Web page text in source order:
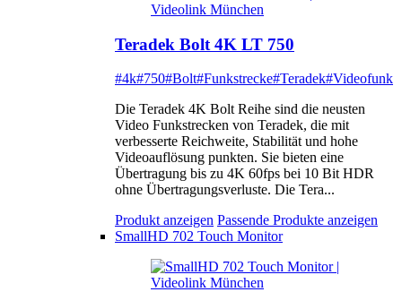
Teradek Bolt 4K LT 750
#4k#750#Bolt#Funkstrecke#Teradek#Videofunk
Die Teradek 4K Bolt Reihe sind die neusten
Video Funkstrecken von Teradek, die mit
verbesserte Reichweite, Stabilität und hohe
Videoauflösung punkten. Sie bieten eine
Übertragung bis zu 4K 60fps bei 10 Bit HDR
ohne Übertragungsverluste. Die Tera...
Produkt anzeigen Passende Produkte anzeigen
SmallHD 702 Touch Monitor